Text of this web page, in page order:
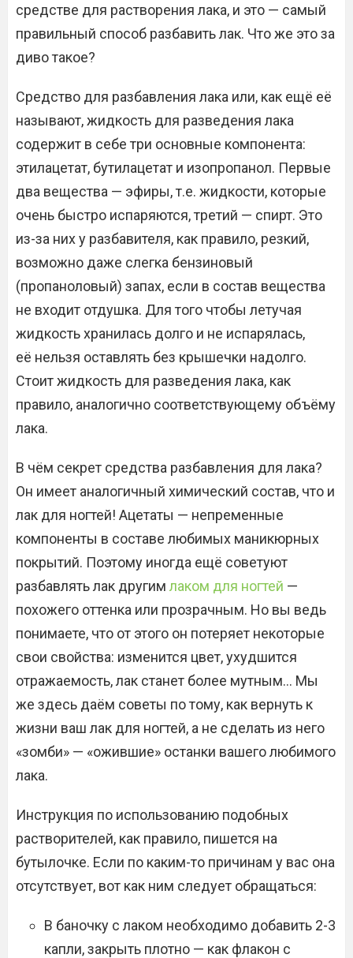
средстве для растворения лака, и это — самый
правильный способ разбавить лак. Что же это за
диво такое?
Средство для разбавления лака или, как ещё её
называют, жидкость для разведения лака
содержит в себе три основные компонента:
этилацетат, бутилацетат и изопропанол. Первые
два вещества — эфиры, т.е. жидкости, которые
очень быстро испаряются, третий — спирт. Это
из-за них у разбавителя, как правило, резкий,
возможно даже слегка бензиновый
(пропаноловый) запах, если в состав вещества
не входит отдушка. Для того чтобы летучая
жидкость хранилась долго и не испарялась,
её нельзя оставлять без крышечки надолго.
Стоит жидкость для разведения лака, как
правило, аналогично соответствующему объёму
лака.
В чём секрет средства разбавления для лака?
Он имеет аналогичный химический состав, что и
лак для ногтей! Ацетаты — непременные
компоненты в составе любимых маникюрных
покрытий. Поэтому иногда ещё советуют
разбавлять лак другим лаком для ногтей —
похожего оттенка или прозрачным. Но вы ведь
понимаете, что от этого он потеряет некоторые
свои свойства: изменится цвет, ухудшится
отражаемость, лак станет более мутным… Мы
же здесь даём советы по тому, как вернуть к
жизни ваш лак для ногтей, а не сделать из него
«зомби» — «ожившие» останки вашего любимого
лака.
Инструкция по использованию подобных
растворителей, как правило, пишется на
бутылочке. Если по каким-то причинам у вас она
отсутствует, вот как ним следует обращаться:
В баночку с лаком необходимо добавить 2-3
капли, закрыть плотно — как флакон с